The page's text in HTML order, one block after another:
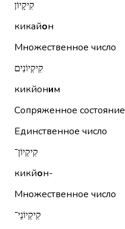
קִיקָיוֹן
кикайон
Множественное число
קִיקְיוֹנִים
кикйоним
Сопряженное состояние
Единственное число
קִיקְיוֹן־
кикйон-
Множественное число
קִיקְיוֹנֵי־